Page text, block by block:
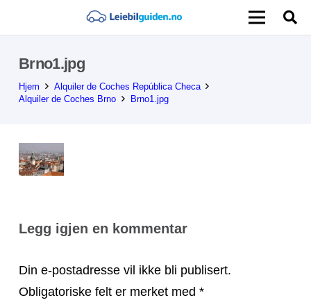
Brno1.jpg
Hjem
Alquiler de Coches República Checa
Alquiler de Coches Brno
Brno1.jpg
Legg igjen en kommentar
Din e-postadresse vil ikke bli publisert.
Obligatoriske felt er merket med *